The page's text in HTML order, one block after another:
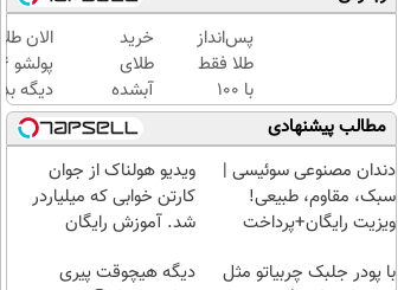
بدون
ضامن و با
بازپرداخت
دوساله
بفروش
طلا با
بی‌بهره
پس‌انداز
طلا فقط
با ۱۰۰
هزارتومان
(امن و
راحت)
خرید
طلای
آبشده
حتی با
۱۰۰هزارتومان
الان
دیگه
طلا با
بی‌بهره
مطالب پیشنهادی
دندان مصنوعی سوئیسی |
سبک، مقاوم، طبیعی!
ویزیت رایگان+پرداخت
ویدیو هولناک از جوان
کارتن خوابی که میلیاردر
شد. آموزش رایگان
با پودر جلبک چربیاتو مثل
دیگه هیچوقت پیری